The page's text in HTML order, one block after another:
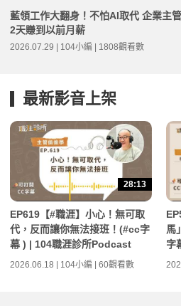
藍領工作大翻身！不怕AI取代 企業主
2天賺到以前月薪
2026.07.29 | 104小編 | 1808觀看數
最新影音上架
28:13
EP619【#職涯】小心！無可取
代，反而讓你無法接班！(#cc字
幕 ) | 104職涯診所Podcast
2026.06.18 | 104小編 | 60觀看數
馬
字